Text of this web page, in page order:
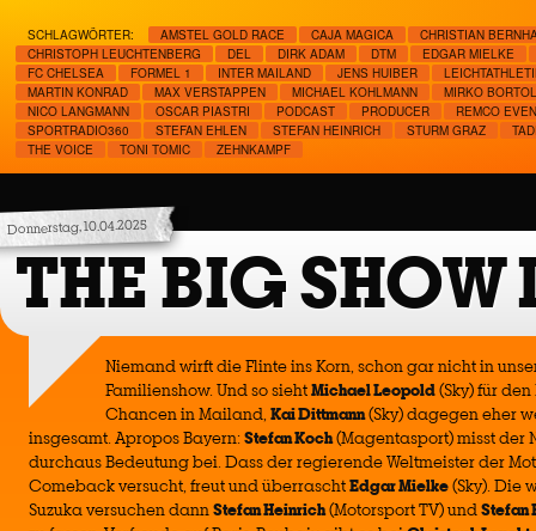
SCHLAGWÖRTER: AMSTEL GOLD RACE CAJA MAGICA
CHRISTIAN
CHRISTOPH LEUCHTENBERG
DEL DIRK ADAM DTM
EDGAR MIELKE
FC CHELSEA
FORMEL 1 INTER MAILAND JENS HUIBER
MARTIN KONRAD
MAX VERSTAPPEN MICHAEL KOHLMANN
MIRKO
NICO LANGMANN
OSCAR PIASTRI PODCAST PRODUCER
REMCO
SPORTRADIO360
STEFAN EHLEN STEFAN HEINRICH STURM GRAZ
THE VOICE
TONI TOMIC ZEHNKAMPF
Donnerstag, 10.04.2025
THE BIG
Niemand wirft die Flinte ins Korn, schon gar nicht in
Familienshow. Und so siehtMichael Leopold(Sky) für
Chancen in Mailand, Kai Dittmann(Sky) dagegen eher
insgesamt. Apropos Bayern:Stefan Koch(Magentasport) misst der
durchaus Bedeutung bei. Dass der regierende Weltmeister der
Comeback versucht, freut und überraschtEdgar Mielke(Sky). Die
Suzuka versuchen dannStefan Heinrich(Motorsport TV) undStefan